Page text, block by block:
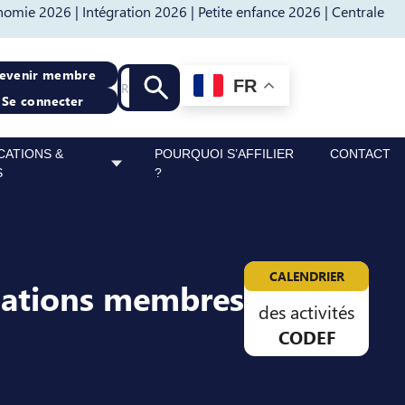
2026 | Intégration 2026 | Petite enfance 2026 | Centrale
membre
Se connecter
Recherche
Lancer la recherche
FR
&
POURQUOI S’AFFILIER
?
CONTACT
membres CALENDRIER
des activités
CODEF